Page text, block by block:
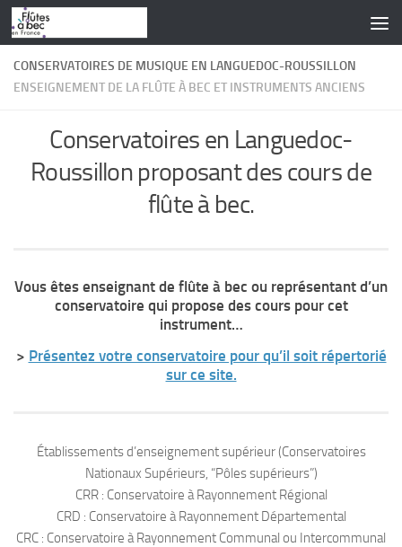
Skip to content
CONSERVATOIRES DE MUSIQUE EN LANGUEDOC-ROUSSILLON
ENSEIGNEMENT DE LA FLÛTE À BEC ET INSTRUMENTS ANCIENS
Conservatoires en Languedoc-
Roussillon proposant des cours de
flûte à bec.
Vous êtes enseignant de flûte à bec ou représentant d’un
conservatoire qui propose des cours pour cet
instrument…
> Présentez votre conservatoire pour qu’il soit répertorié
sur ce site.
Établissements d’enseignement supérieur (Conservatoires
Nationaux Supérieurs, “Pôles supérieurs”)
CRR : Conservatoire à Rayonnement Régional
CRD : Conservatoire à Rayonnement Départemental
CRC : Conservatoire à Rayonnement Communal ou Intercommunal